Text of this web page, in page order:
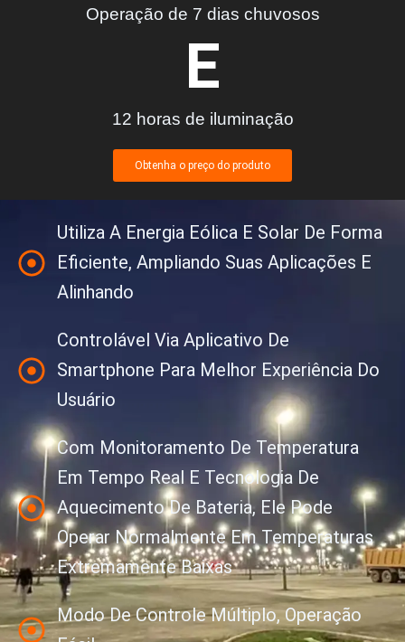
Operação de 7 dias chuvosos
12 horas de iluminação
E
Obtenha o preço do produto
Utiliza A Energia Eólica E Solar De Forma
Eficiente, Ampliando Suas Aplicações E
Alinhando
Controlável Via Aplicativo De
Smartphone Para Melhor Experiência Do
Usuário
Com Monitoramento De Temperatura
Em Tempo Real E Tecnologia De
Aquecimento De Bateria, Ele Pode
Operar Normalmente Em Temperaturas
Extremamente Baixas
Modo De Controle Múltiplo, Operação